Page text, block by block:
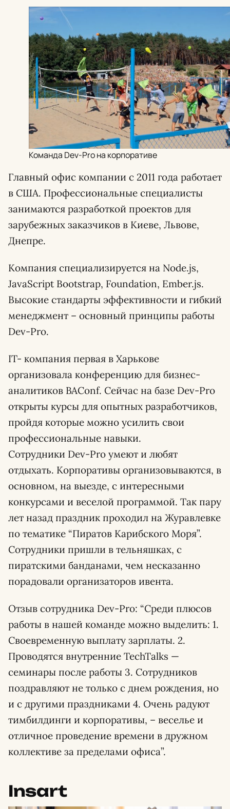
Команда Dev-Pro на корпоративе
Главный офис компании с 2011 года работает
в США. Профессиональные специалисты
занимаются разработкой проектов для
зарубежных заказчиков в Киеве, Львове,
Днепре.
Компания специализируется на Node.js,
JavaScript Bootstrap, Foundation, Ember.js.
Высокие стандарты эффективности и гибкий
менеджмент – основный принципы работы
Dev-Pro.
IT- компания первая в Харькове
организовала конференцию для бизнес-
аналитиков BAConf. Сейчас на базе Dev-Pro
открыты курсы для опытных разработчиков,
пройдя которые можно усилить свои
профессиональные навыки.
Сотрудники Dev-Pro умеют и любят
отдыхать. Корпоративы организовываются, в
основном, на выезде, с интересными
конкурсами и веселой программой. Так пару
лет назад праздник проходил на Журавлевке
по тематике “Пиратов Карибского Моря”.
Сотрудники пришли в тельняшках, с
пиратскими банданами, чем несказанно
порадовали организаторов ивента.
Отзыв сотрудника Dev-Pro: “Среди плюсов
работы в нашей команде можно выделить: 1.
Своевременную выплату зарплаты. 2.
Проводятся внутренние TechTalks —
семинары после работы 3. Сотрудников
поздравляют не только с днем рождения, но
и с другими праздниками 4. Очень радуют
тимбилдинги и корпоративы, – веселье и
отличное проведение времени в дружном
коллективе за пределами офиса”.
Insart